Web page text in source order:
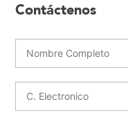
Contáctenos